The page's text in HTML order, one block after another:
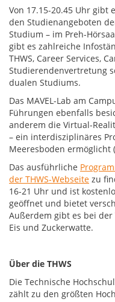
Von 17.15-20.45 Uhr gibt
den Studienangeboten
Studium – im Preh-
gibt es zahlreiche
THWS, Career Services,
Studierendenvertretung
dualen Studiums.
Das MAVEL-Lab am
Führungen ebenfalls
anderem die Virtual-
– ein interdisziplinäres
Meeresboden ermöglicht
Das ausführliche
der THWS-Webseite zu
16-21 Uhr und ist
geöffnet und bietet
Außerdem gibt es bei der
Eis und Zuckerwatte.
Über die THWS
Die Technische
zählt zu den größten